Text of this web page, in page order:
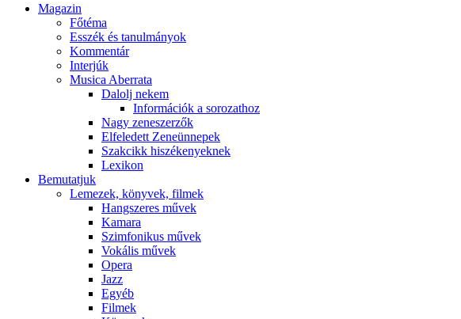
Magazin
Főtéma
Esszék és tanulmányok
Kommentár
Interjúk
Musica Aberrata
Dalolj nekem
Információk a sorozathoz
Nagy zeneszerzők
Elfeledett Zeneünnepek
Szakcikk hiszékenyeknek
Lexikon
Bemutatjuk
Lemezek, könyvek, filmek
Hangszeres művek
Kamara
Szimfonikus művek
Vokális művek
Opera
Jazz
Egyéb
Filmek